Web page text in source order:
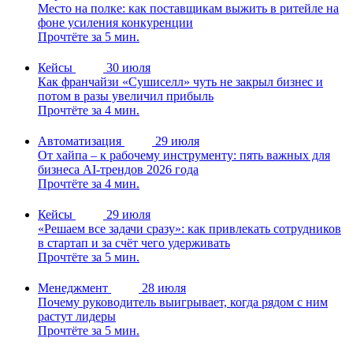
Место на полке: как поставщикам выжить в ритейле на
фоне усиления конкуренции
Прочтёте за 5 мин.
Кейсы
30 июля
Как франчайзи «Сушиселл» чуть не закрыл бизнес и
потом в разы увеличил прибыль
Прочтёте за 4 мин.
Автоматизация
29 июля
От хайпа – к рабочему инструменту: пять важных для
бизнеса AI-трендов 2026 года
Прочтёте за 4 мин.
Кейсы
29 июля
«Решаем все задачи сразу»: как привлекать сотрудников
в стартап и за счёт чего удерживать
Прочтёте за 5 мин.
Менеджмент
28 июля
Почему руководитель выигрывает, когда рядом с ним
растут лидеры
Прочтёте за 5 мин.